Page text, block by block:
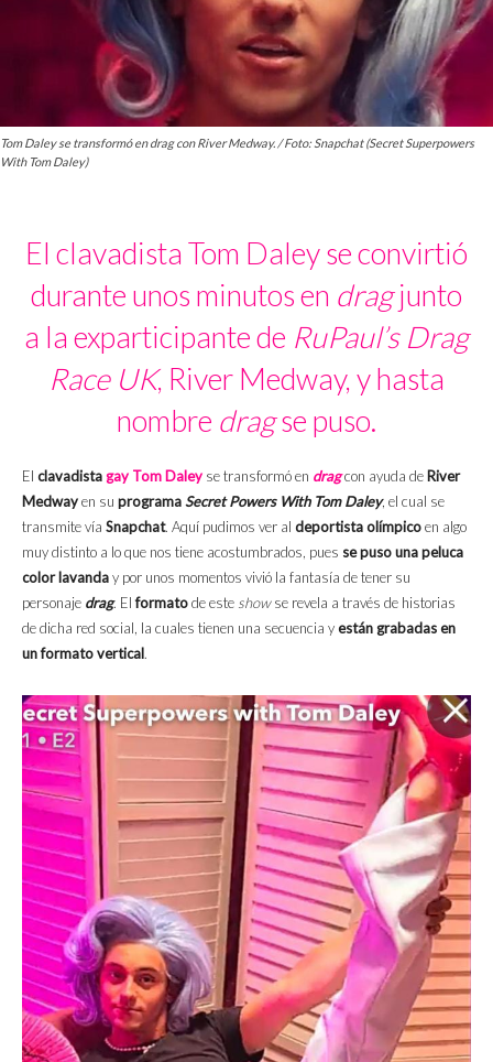
Tom Daley se transformó en drag con River Medway. / Foto: Snapchat (Secret Superpowers
With Tom Daley)
El clavadista Tom Daley se convirtió
durante unos minutos en dragjunto
a la exparticipante de RuPaul’s Drag
Race UK, River Medway, y hasta
nombre dragse puso.
El clavadistagay Tom Daley se transformó en dragcon ayuda de River
Medwayen su programaSecret Powers With Tom Daley, el cual se
transmite vía Snapchat. Aquí pudimos ver al deportista olímpicoen algo
muy distinto a lo que nos tiene acostumbrados, pues se puso una peluca
color lavanday por unos momentos vivió la fantasía de tener su
personaje drag. Elformatode este showse revela a través de historias
de dicha red social, la cuales tienen una secuencia yestán grabadas en
un formato vertical.